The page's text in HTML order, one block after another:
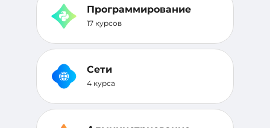
Программирование
17 курсов
Сети
4 курса